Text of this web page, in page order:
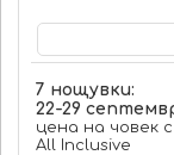
7 нощувки:
22-29
цена на човек
All Inclusive